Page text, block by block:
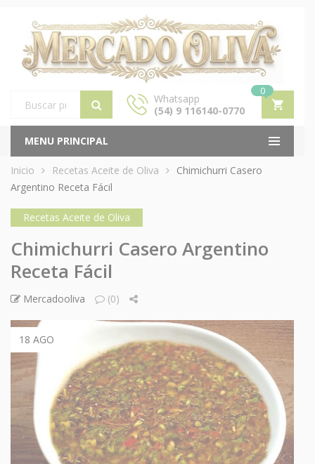
Products
search
Whatsapp
(54) 9 116140-0770
0
MENU PRINCIPAL
Inicio Recetas Aceite de Oliva
Chimichurri Casero
Argentino Receta Fácil
Recetas Aceite de Oliva
Chimichurri Casero Argentino
Receta Fácil
Mercadooliva (0)
18 AGO